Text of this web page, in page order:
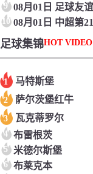
9
10
足球集锦HOT VIDEO
1 马特斯堡
2 萨尔茨堡红牛
3 瓦克蒂罗尔
4 布雷根茨
5 米德尔斯堡
6 布莱克本